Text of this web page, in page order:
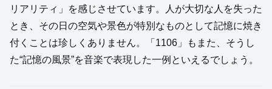
リアリティ」を感じさせています。人が大切な人を失った
とき、その日の空気や景色が特別なものとして記憶に焼き
付くことは珍しくありません。「1106」もまた、そうし
た“記憶の風景”を音楽で表現した一例といえるでしょう。